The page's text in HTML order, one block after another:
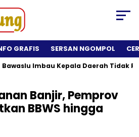
GRAFIS SERSAN NGOMPOL
Imbau Kepala Daerah Tidak
Banjir, Pemprov
BBWS hingga